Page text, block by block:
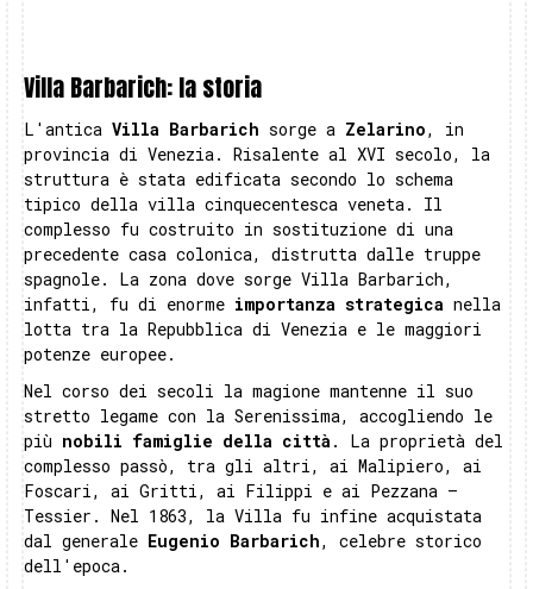
Villa Barbarich: la storia
L'antica Villa Barbarich sorge a Zelarino, in
provincia di Venezia. Risalente al XVI secolo, la
struttura è stata edificata secondo lo schema
tipico della villa cinquecentesca veneta. Il
complesso fu costruito in sostituzione di una
precedente casa colonica, distrutta dalle truppe
spagnole. La zona dove sorge Villa Barbarich,
infatti, fu di enorme importanza strategica nella
lotta tra la Repubblica di Venezia e le maggiori
potenze europee.
Nel corso dei secoli la magione mantenne il suo
stretto legame con la Serenissima, accogliendo le
più nobili famiglie della città . La proprietà del
complesso passò, tra gli altri, ai Malipiero, ai
Foscari, ai Gritti, ai Filippi e ai Pezzana –
Tessier. Nel 1863, la Villa fu infine acquistata
dal generale Eugenio Barbarich, celebre storico
dell'epoca.